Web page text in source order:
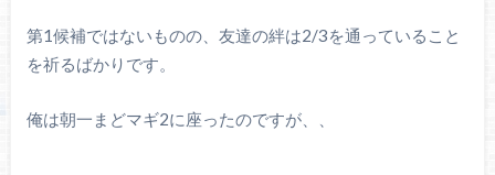
第1候補ではないものの、友達の絆は2/3を通っていること
を祈るばかりです。
俺は朝一まどマギ2に座ったのですが、、